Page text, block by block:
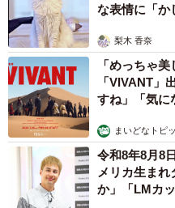
な表情に「か
梨木 香奈
「めっちゃ
「VIVANT
すね」「気に
まいどなトピ
令和8年8月8
メリカ生ま
か」「LMカ